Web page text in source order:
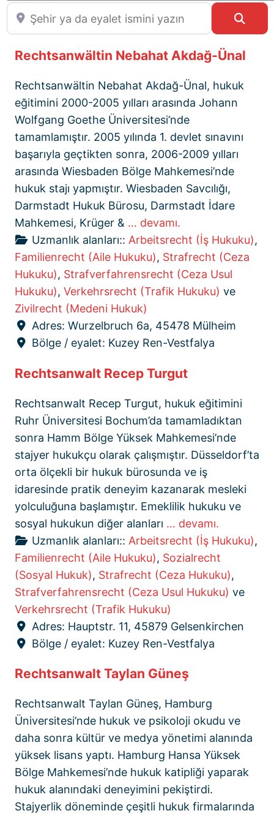
Şehir ya da eyalet ismini yazın
Rechtsanwältin Nebahat Akdağ-Ünal
Rechtsanwältin Nebahat Akdağ-Ünal, hukuk
eğitimini 2000-2005 yılları arasında Johann
Wolfgang Goethe Üniversitesi’nde
tamamlamıştır. 2005 yılında 1. devlet sınavını
başarıyla geçtikten sonra, 2006-2009 yılları
arasında Wiesbaden Bölge Mahkemesi’nde
hukuk stajı yapmıştır. Wiesbaden Savcılığı,
Darmstadt Hukuk Bürosu, Darmstadt İdare
Mahkemesi, Krüger & … devamı.
Uzmanlık alanları:: Arbeitsrecht (İş Hukuku),
Familienrecht (Aile Hukuku), Strafrecht (Ceza
Hukuku), Strafverfahrensrecht (Ceza Usul
Hukuku), Verkehrsrecht (Trafik Hukuku) ve
Zivilrecht (Medeni Hukuk)
Adres: Wurzelbruch 6a, 45478 Mülheim
Bölge / eyalet: Kuzey Ren-Vestfalya
Rechtsanwalt Recep Turgut
Rechtsanwalt Recep Turgut, hukuk eğitimini
Ruhr Üniversitesi Bochum’da tamamladıktan
sonra Hamm Bölge Yüksek Mahkemesi’nde
stajyer hukukçu olarak çalışmıştır. Düsseldorf’ta
orta ölçekli bir hukuk bürosunda ve iş
idaresinde pratik deneyim kazanarak mesleki
yolculuğuna başlamıştır. Emeklilik hukuku ve
sosyal hukukun diğer alanları … devamı.
Uzmanlık alanları:: Arbeitsrecht (İş Hukuku),
Familienrecht (Aile Hukuku), Sozialrecht
(Sosyal Hukuk), Strafrecht (Ceza Hukuku),
Strafverfahrensrecht (Ceza Usul Hukuku) ve
Verkehrsrecht (Trafik Hukuku)
Adres: Hauptstr. 11, 45879 Gelsenkirchen
Bölge / eyalet: Kuzey Ren-Vestfalya
Rechtsanwalt Taylan Güneş
Rechtsanwalt Taylan Güneş, Hamburg
Üniversitesi’nde hukuk ve psikoloji okudu ve
daha sonra kültür ve medya yönetimi alanında
yüksek lisans yaptı. Hamburg Hansa Yüksek
Bölge Mahkemesi’nde hukuk katipliği yaparak
hukuk alanındaki deneyimini pekiştirdi.
Stajyerlik döneminde çeşitli hukuk firmalarında